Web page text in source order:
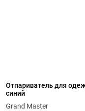
Отпариватель для
синий
Grand Master